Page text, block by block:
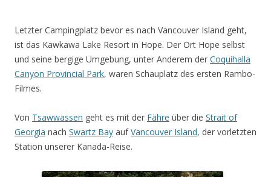
Letzter Campingplatz bevor es nach Vancouver Island geht,
ist das Kawkawa Lake Resort in Hope. Der Ort Hope selbst
und seine bergige Umgebung, unter Anderem der Coquihalla
Canyon Provincial Park, waren Schauplatz des ersten Rambo-
Filmes.
Von Tsawwassen geht es mit der Fähre über die Strait of
Georgia nach Swartz Bay aufVancouver Island, der vorletzten
Station unserer Kanada-Reise.